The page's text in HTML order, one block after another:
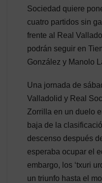
Sociedad quiere
cuatro partidos sin
frente al Real
podrán seguir en
González y Manolo
Una jornada de
Valladolid y Real
Zorrilla en un duelo
baja de la
descenso después
esperaba ocupar el
embargo, los ‘txuri
un triunfo hasta el